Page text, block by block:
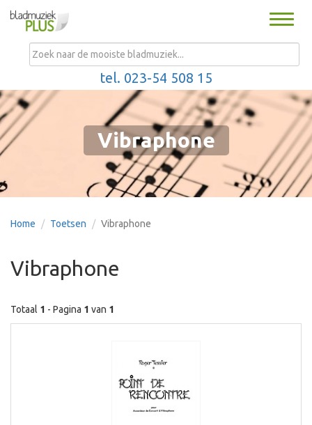
Toggle
tel. 023-54 508 15
MENU
Vibraphone
Home Toetsen Vibraphone
Vibraphone
Totaal 1 - Pagina 1 van 1